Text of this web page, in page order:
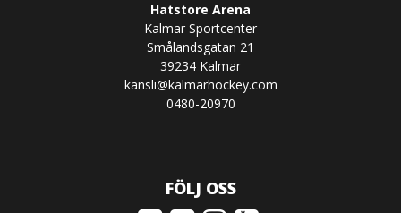
Hatstore Arena
Kalmar Sportcenter
Smålandsgatan 21
39234 Kalmar
kansli@kalmarhockey.com
0480-20970
FÖLJ OSS